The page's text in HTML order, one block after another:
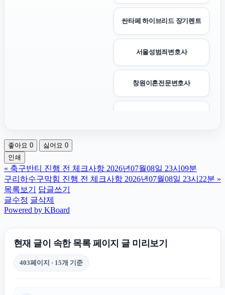
싼타페 하이브리드 장기렌트
서울성범죄변호사
창원이혼전문변호사
의정부변호사
인스타 좋아요 늘리기
좋아요 0 싫어요 0
인쇄
« 축구반티 진행 전 체크사항 2026년07월08일 23시09분
구리하수구막힘 진행 전 체크사항 2026년07월08일 23시22분 »
목록보기
답글쓰기
글수정 글삭제
Powered by KBoard
현재 글이 속한 목록 페이지 글 미리보기
403페이지 · 15개 기준